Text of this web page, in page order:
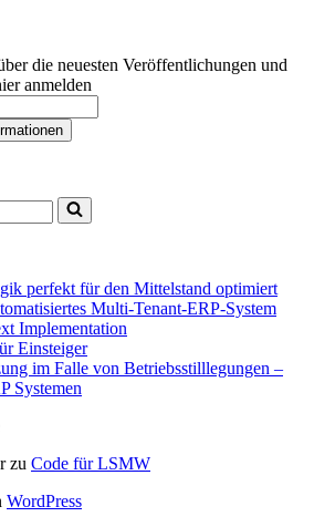
die neuesten Veröffentlichungen und
anmelden
perfekt für den Mittelstand optimiert
Multi-Tenant-ERP-System
Implementation
Einsteiger
im Falle von Betriebsstilllegungen –
Systemen
zu Code für LSMW
WordPress